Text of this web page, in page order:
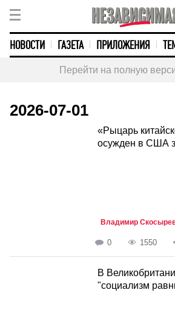
НОВОСТИ ГАЗЕТА ПРИЛОЖЕНИЯ
Перейти на полную
2026-07-01
«Рыцарь
осужден в США
Владимир
0 1550
В
"социализм